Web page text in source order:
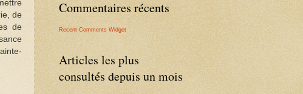
de
de
Commentaires récents
Recent Comments Widget
Articles les plus
consultés depuis un mois